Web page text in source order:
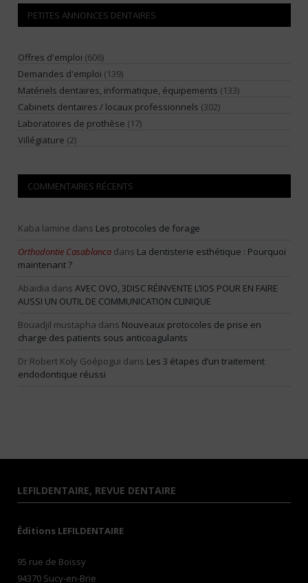
PETITES ANNONCES DENTAIRES
Offres d'emploi (606)
Demandes d'emploi (139)
Matériels dentaires, informatique, équipements (133)
Cabinets dentaires / locaux professionnels (302)
Laboratoires de prothèse (17)
Villégiature (2)
COMMENTAIRES RÉCENTS
Kaba lamine dans Les protocoles de forage
Orthodontie Casablanca dans La dentisterie esthétique : Pourquoi
maintenant ?
Abaidia dans AVEC OVO, 3DISC RÉINVENTE L’IOS POUR EN FAIRE
AUSSI UN OUTIL DE COMMUNICATION CLINIQUE
Bouadjil mustapha dans Nouveaux protocoles de prise en
charge des patients sous anticoagulants
Dr Robert Koly Goépogui dans Les 3 étapes d’un traitement
endodontique réussi
LEFILDENTAIRE, REVUE DENTAIRE
Éditions LEFILDENTAIRE
95 rue de Boissy
94370 Sucy-en-Brie